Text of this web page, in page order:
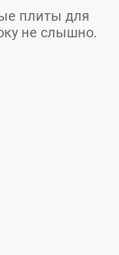
плиты для
не слышно.